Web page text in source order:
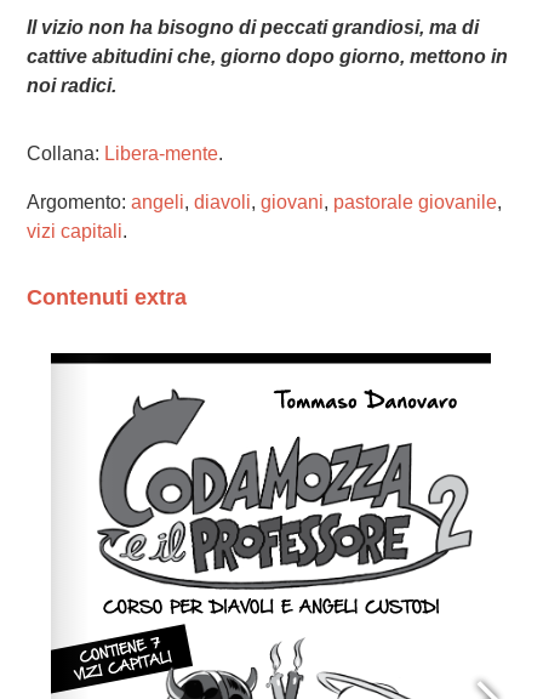
Il vizio non ha bisogno di peccati grandiosi, ma di
cattive abitudini che, giorno dopo giorno, mettono in
noi radici.
Collana: Libera-mente.
Argomento: angeli, diavoli, giovani, pastorale giovanile,
vizi capitali.
Contenuti extra
Wordpress Helpdocumentation.